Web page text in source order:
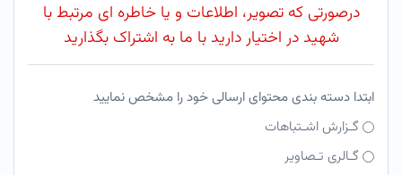
درصورتی که تصویر، اطلاعات و یا خاطره ای مرتبط با
شهید در اختیار دارید با ما به اشتراک بگذارید
ابتدا دسته بندی محتوای ارسالی خود را مشخص نمایید
گـزارش اشـتباهات
گـالری تـصاویر